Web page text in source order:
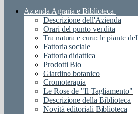
Azienda Agraria e Biblioteca
Descrizione dell'Azienda
Orari del punto vendita
Tra natura e cura: le piante
Fattoria sociale
Fattoria didattica
Prodotti Bio
Giardino botanico
Cromoterapia
Le Rose de "Il Tagliamento"
Descrizione della Biblioteca
Novità editoriali Biblioteca